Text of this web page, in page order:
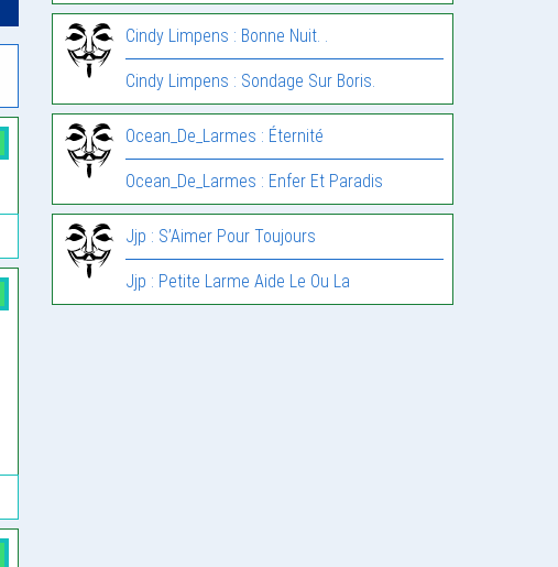
Cindy Limpens : Bonne Nuit. .
Cindy Limpens : Sondage Sur Boris.
Ocean_De_Larmes : Éternité
Ocean_De_Larmes : Enfer Et Paradis
Jjp : S’Aimer Pour Toujours
Jjp : Petite Larme Aide Le Ou La